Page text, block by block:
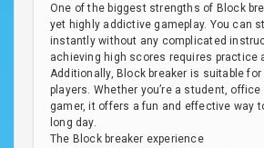
One of the biggest strengths of Block
yet highly addictive gameplay. You can
instantly without any complicated
achieving high scores requires practice
Additionally, Block breaker is suitable
players. Whether you’re a student, office
gamer, it offers a fun and effective way
long day.
The Block breaker experience